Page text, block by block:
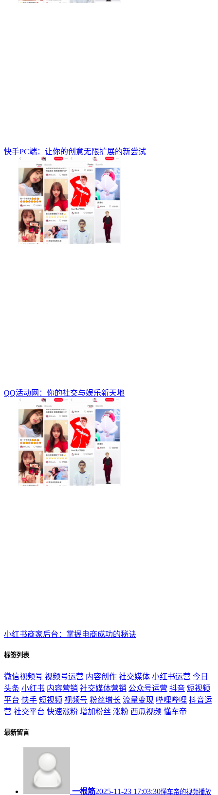
快手PC端：让你的创意无限扩展的新尝试
QQ活动网：你的社交与娱乐新天地
小红书商家后台：掌握电商成功的秘诀
标签列表
微信视频号 视频号运营 内容创作 社交媒体 小红书运营 今日
头条 小红书 内容营销 社交媒体营销 公众号运营 抖音 短视频
平台 快手 短视频 视频号 粉丝增长 流量变现 哔哩哔哩 抖音运
营 社交平台 快速涨粉 增加粉丝 涨粉 西瓜视频 懂车帝
最新留言
一根筋2025-11-23 17:03:30懂车帝的视频播放